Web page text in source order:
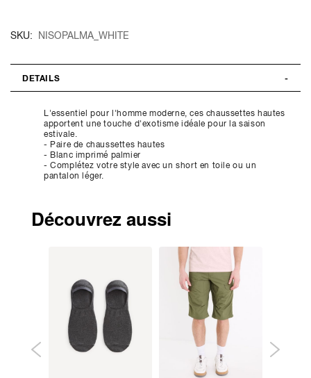
SKU NISOPALMA_WHITE
DETAILS
L'essentiel pour l'homme moderne, ces chaussettes hautes
apportent une touche d'exotisme idéale pour la saison
estivale.
- Paire de chaussettes hautes
- Blanc imprimé palmier
- Complétez votre style avec un short en toile ou un
pantalon léger.
Découvrez aussi